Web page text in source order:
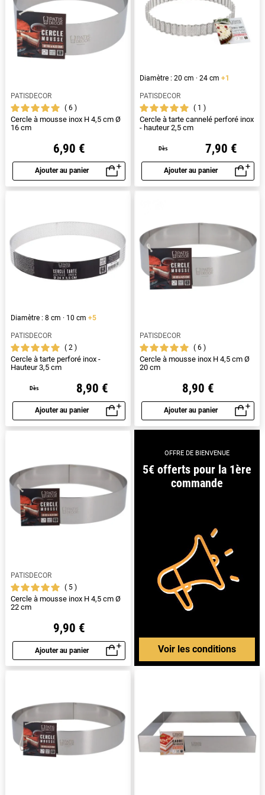
PATISDECOR
6
Cercle à mousse inox H 4,5 cm Ø
16 cm
6,90 €
Ajouter au panier
Aperçu rapide
Diamètre : 20 cm · 24 cm +1
PATISDECOR
1
Cercle à tarte cannelé perforé inox
- hauteur 2,5 cm
Dès 7,90 €
Ajouter au panier
Aperçu rapide
Diamètre : 8 cm · 10 cm +5
PATISDECOR
2
Cercle à tarte perforé inox -
Hauteur 3,5 cm
Dès 8,90 €
Ajouter au panier
Aperçu rapide
PATISDECOR
6
Cercle à mousse inox H 4,5 cm Ø
20 cm
8,90 €
Ajouter au panier
Aperçu rapide
PATISDECOR
5
Cercle à mousse inox H 4,5 cm Ø
22 cm
9,90 €
Ajouter au panier
Aperçu rapide
OFFRE DE BIENVENUE
5€ offerts pour la 1ère
commande
Voir les conditions